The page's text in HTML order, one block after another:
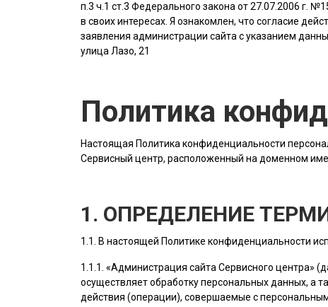
п.3 ч.1 ст.3 Федерального закона от 27.07.2006 г.
в своих интересах. Я ознакомлен, что согласие
заявления администрации сайта с указанием
улица Лазо, 21
Политика
Настоящая Политика конфиденциальности
Сервисный центр, расположенный на доменном
1. ОПРЕДЕЛЕНИЕ
1.1. В настоящей Политике конфиденциальности
1.1.1. «Администрация сайта Сервисного центра»
осуществляет обработку персональных данных, а
действия (операции), совершаемые с